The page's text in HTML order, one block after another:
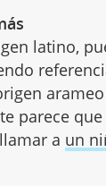
latino,
parece
a un